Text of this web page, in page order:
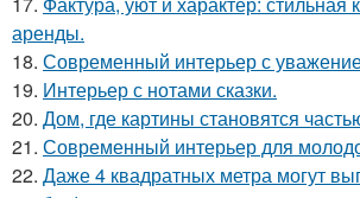
аренды.
18. Современный интерьер с
19. Интерьер с нотами сказки.
20. Дом, где картины становятся
21. Современный интерьер для
22. Даже 4 квадратных метра могут